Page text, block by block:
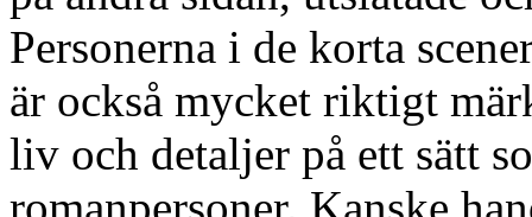
Personerna i de korta
är också mycket riktigt
liv och detaljer på ett sätt
romanpersoner. Kanske